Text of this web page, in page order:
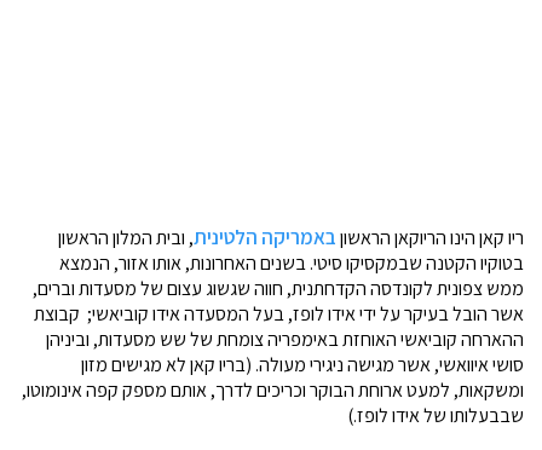
ריו קאן הינו הריוקאן הראשוןבאמריקה הלטינית, ובית המלון הראשון
בטוקיו הקטנה שבמקסיקו סיטי. בשנים האחרונות, אותו אזור, הנמצא
ממש צפונית לקונדסה הקדחתנית, חווה שגשוג עצום של מסעדות וברים,
אשר הובל בעיקר על ידי אידו לופז, בעל המסעדה אידו קוביאשי; קבוצת
ההארחה קוביאשי האוחזת באימפריה צומחת של שש מסעדות, וביניהן
סושי איוואשי, אשר מגישה ניגירי מעולה. (בריו קאן לא מגישים מזון
ומשקאות, למעט ארוחת הבוקר וכריכים לדרך, אותם מספק קפה אינומוטו,
שבבעלותו של אידו לופז.)